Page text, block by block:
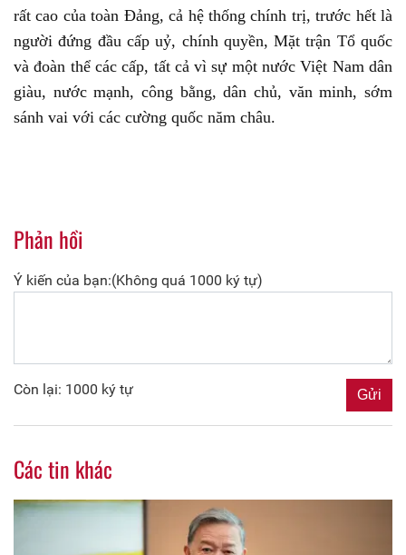
rất cao của toàn Đảng, cả hệ thống chính trị, trước hết là
người đứng đầu cấp uỷ, chính quyền, Mặt trận Tổ quốc
và đoàn thể các cấp, tất cả vì sự một nước Việt Nam dân
giàu, nước mạnh, công bằng, dân chủ, văn minh, sớm
sánh vai với các cường quốc năm châu.
Phản hồi
Ý kiến của bạn:(Không quá 1000 ký tự)
Còn lại: 1000 ký tự
Các tin khác